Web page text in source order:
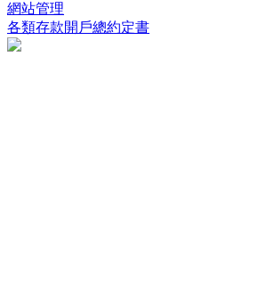
網站管理
各類存款開戶總約定書